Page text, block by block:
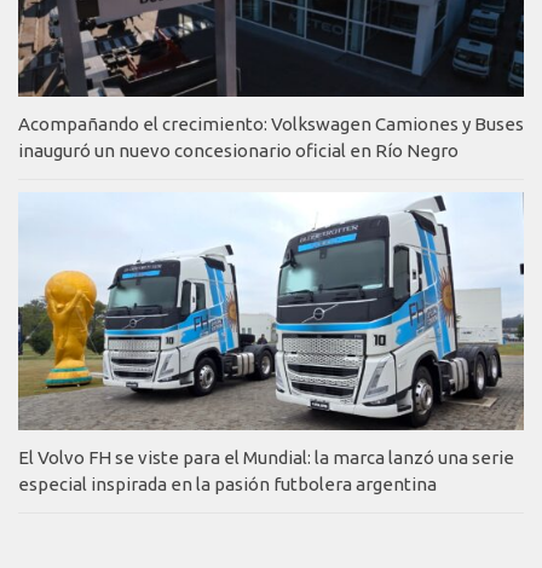
Acompañando el crecimiento: Volkswagen Camiones y Buses
inauguró un nuevo concesionario oficial en Río Negro
El Volvo FH se viste para el Mundial: la marca lanzó una serie
especial inspirada en la pasión futbolera argentina